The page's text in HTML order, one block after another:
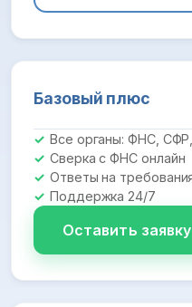
Базовый плюс
Все органы: ФНС,
Сверка с ФНС онлайн
Ответы на
Поддержка 24/7
Оставить заявку